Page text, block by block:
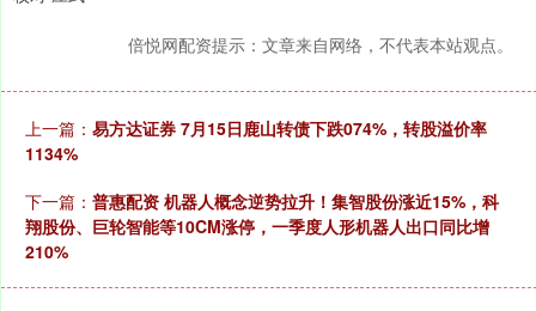
倍悦网配资提示：文章来自网络，不代表本站观点。
上一篇： 易方达证券 7月15日鹿山转债下跌074%，转股溢价率
1134%
下一篇： 普惠配资 机器人概念逆势拉升！集智股份涨近15%，科
翔股份、巨轮智能等10CM涨停，一季度人形机器人出口同比增
210%